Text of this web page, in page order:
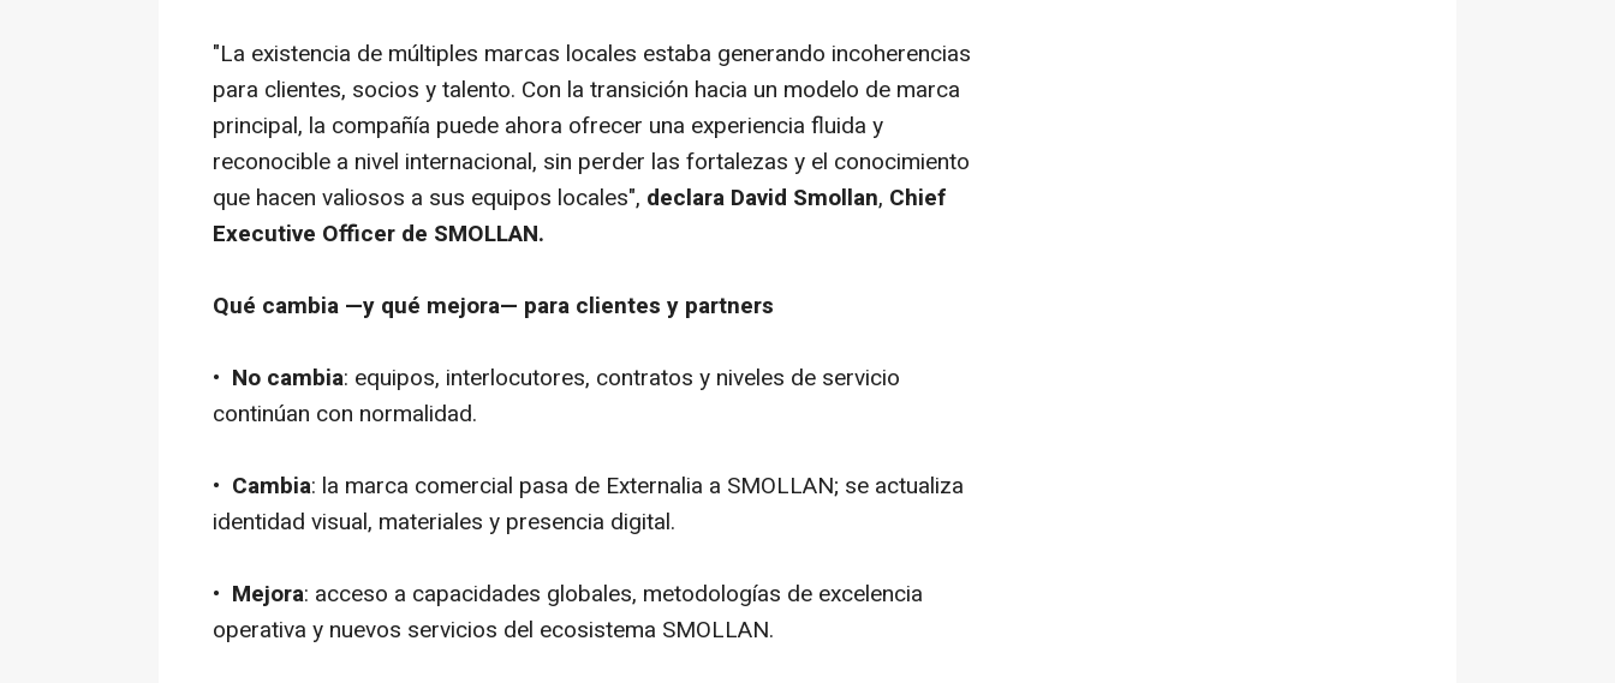
"La existencia de múltiples marcas locales estaba generando incoherencias
para clientes, socios y talento. Con la transición hacia un modelo de marca
principal, la compañía puede ahora ofrecer una experiencia fluida y
reconocible a nivel internacional, sin perder las fortalezas y el conocimiento
que hacen valiosos a sus equipos locales", declara David Smollan, Chief
Executive Officer de SMOLLAN.
Qué cambia —y qué mejora— para clientes y partners
• No cambia: equipos, interlocutores, contratos y niveles de servicio
continúan con normalidad.
• Cambia: la marca comercial pasa de Externalia a SMOLLAN; se actualiza
identidad visual, materiales y presencia digital.
• Mejora: acceso a capacidades globales, metodologías de excelencia
operativa y nuevos servicios del ecosistema SMOLLAN.